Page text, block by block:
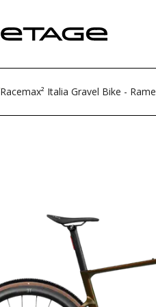
Racemax² Italia Gravel Bike - Rame